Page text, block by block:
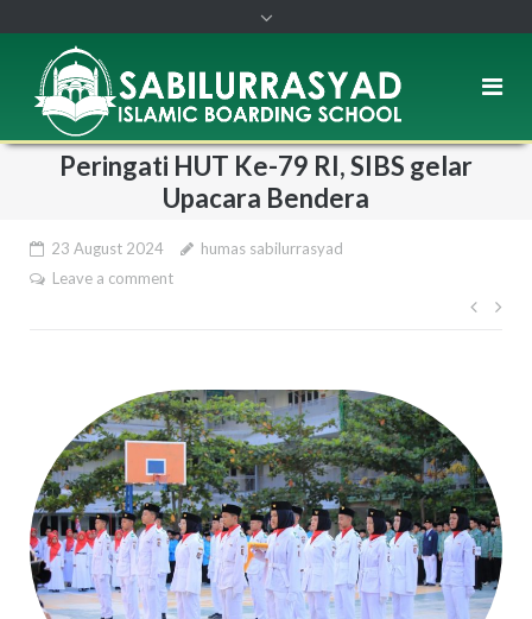
Peringati HUT Ke-79 RI, SIBS gelar
Upacara Bendera
23 August 2024
humas sabilurrasyad
Leave a comment